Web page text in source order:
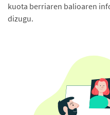
kuota berriaren balioaren
dizugu.